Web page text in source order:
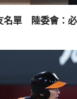
名單 陸委會：